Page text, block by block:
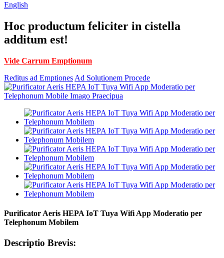
English
Hoc productum feliciter in cistella
additum est!
Vide Carrum Emptionum
Reditus ad Emptiones Ad Solutionem Procede
Purificator Aeris HEPA IoT Tuya Wifi App Moderatio per
Telephonum Mobilem
Descriptio Brevis: